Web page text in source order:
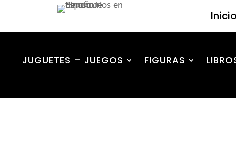
JUGUETES – JUEGOS FIGURAS